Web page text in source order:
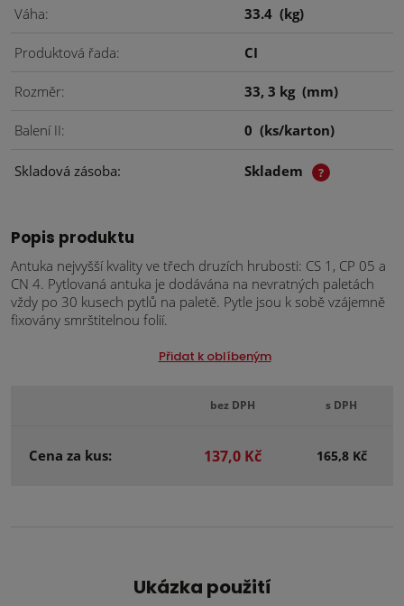
Váha 33.4 (kg)
Produktová řada CI
Rozměr 33, 3 kg (mm)
Balení II 0 (ks/karton)
Skladová zásoba Skladem ?
Popis produktu
Antuka nejvyšší kvality ve třech druzích hrubosti: CS 1, CP 05 a
CN 4. Pytlovaná antuka je dodávána na nevratných paletách
vždy po 30 kusech pytlů na paletě. Pytle jsou k sobě vzájemně
fixovány smrštitelnou folií.
Přidat k oblíbeným
bez DPH s DPH
Cena za kus: 137,0 Kč 165,8 Kč
Ukázka použití